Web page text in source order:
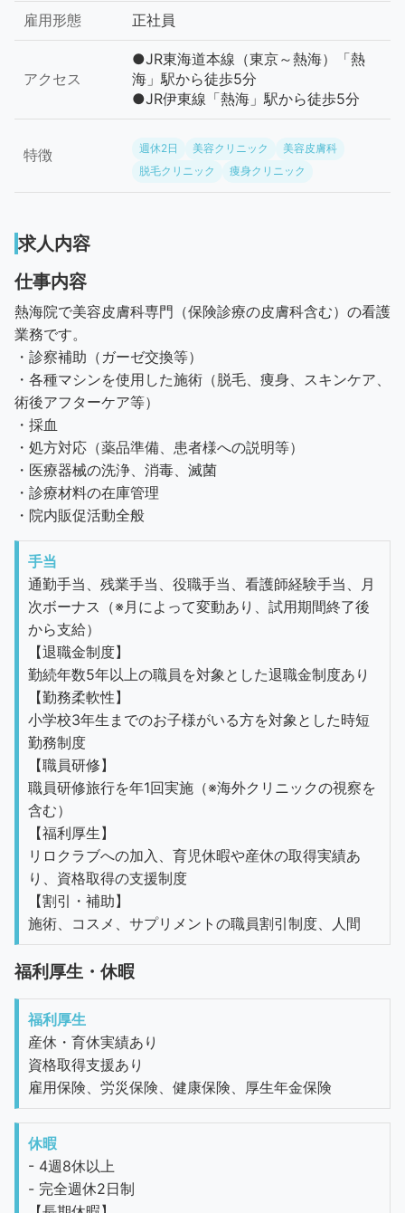
雇用形態 正社員
アクセス
●JR東海道本線（東京～熱海）「熱
海」駅から徒歩5分
●JR伊東線「熱海」駅から徒歩5分
特徴 週休2日 美容クリニック
美容皮膚科
脱毛クリニック
痩身クリニック
求人内容
仕事内容
熱海院で美容皮膚科専門（保険診療の皮膚科含む）の看護
業務です。
・診察補助（ガーゼ交換等）
・各種マシンを使用した施術（脱毛、痩身、スキンケア、
術後アフターケア等）
・採血
・処方対応（薬品準備、患者様への説明等）
・医療器械の洗浄、消毒、滅菌
・診療材料の在庫管理
・院内販促活動全般
手当
通勤手当、残業手当、役職手当、看護師経験手当、月
次ボーナス（※月によって変動あり、試用期間終了後
から支給）
【退職金制度】
勤続年数5年以上の職員を対象とした退職金制度あり
【勤務柔軟性】
小学校3年生までのお子様がいる方を対象とした時短
勤務制度
【職員研修】
職員研修旅行を年1回実施（※海外クリニックの視察を
含む）
【福利厚生】
リロクラブへの加入、育児休暇や産休の取得実績あ
り、資格取得の支援制度
【割引・補助】
施術、コスメ、サプリメントの職員割引制度、人間
福利厚生・休暇
福利厚生
産休・育休実績あり
資格取得支援あり
雇用保険、労災保険、健康保険、厚生年金保険
休暇
- 4週8休以上
- 完全週休2日制